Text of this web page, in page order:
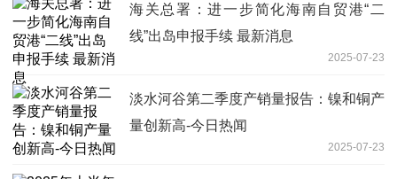
海关总署：进一步简化海南自贸港“二
线”出岛申报手续 最新消息
2025-07-23
淡水河谷第二季度产销量报告：镍和铜产
量创新高-今日热闻
2025-07-23